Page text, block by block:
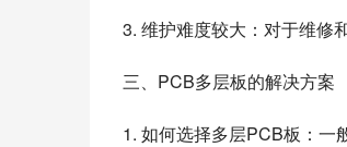
3. 维护难度较大：对于维修
三、PCB多层板的解决方案
1. 如何选择多层PCB板：一